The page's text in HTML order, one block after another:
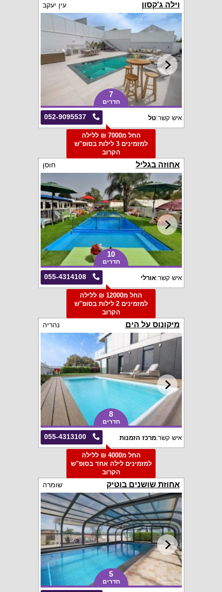
וילה ג'קסון עין יעקב
7
חדרים
052-9095537 איש קשר:טל
החל מ7000 ₪ ללילה
למזמינים 3 לילות בסופ"ש
הקרוב
אחוזה בגליל חוסן
10
חדרים
055-4314108 איש קשר:אורלי
החל מ12000 ₪ ללילה
למזמינים 2 לילות בסופ"ש
הקרוב
מיקונוס על הים נהריה
8
חדרים
055-4313100 איש קשר:מרכז הזמנות
החל מ4000 ₪ ללילה
למזמינים לילה אחד בסופ"ש
הקרוב
אחוזת שושנים בוטיק שומרה
5
חדרים